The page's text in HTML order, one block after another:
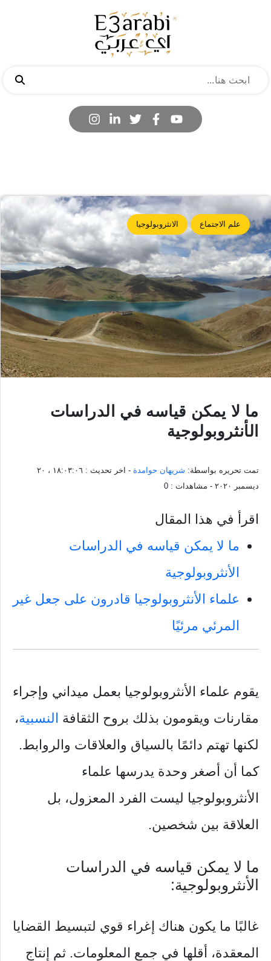
علم الاجتماع الانثروبولوجيا
ما لا يمكن قياسه في الدراسات
الأنثروبولوجية
تمت تحريره بواسطة: شريهان حوامدة - اخر تحديث :
١٨:٠٣:٠٦ ، ٢٠
ديسمبر ٢٠٢٠
- مشاهدات : 0
اقرأ في هذا المقال
ما لا يمكن قياسه في الدراسات
الأنثروبولوجية
علماء الأنثروبولوجيا قادرون على جعل غير
المرئي مرئيًا
يقوم علماء الأنثروبولوجيا بعمل ميداني وإجراء
مقارنات ويقومون بذلك بروح الثقافة النسبية،
لكنها تهتم دائمًا بالسياق والعلاقات والروابط.
كما أن أصغر وحدة يدرسها علماء
الأنثروبولوجيا ليست الفرد المعزول، بل
العلاقة بين شخصين.
ما لا يمكن قياسه في الدراسات
الأنثروبولوجية:
غالبًا ما يكون هناك إغراء قوي لتبسيط القضايا
المعقدة، أقلها في جمع المعلومات. ثم إنتاج